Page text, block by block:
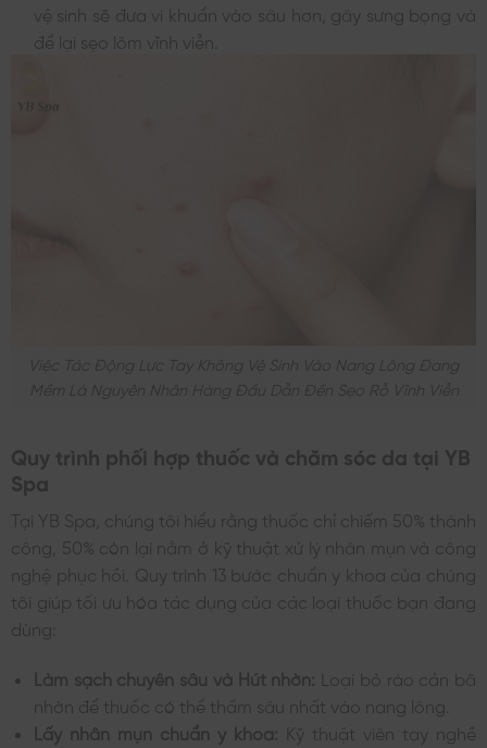
vệ sinh sẽ đưa vi khuẩn vào sâu hơn, gây sưng bọng và
để lại sẹo lõm vĩnh viễn.
Việc Tác Động Lực Tay Không Vệ Sinh Vào Nang Lông Đang
Mềm Là Nguyên Nhân Hàng Đầu Dẫn Đến Sẹo Rỗ Vĩnh Viễn
Quy trình phối hợp thuốc và chăm sóc da tại YB
Spa
Tại YB Spa, chúng tôi hiểu rằng thuốc chỉ chiếm 50% thành
công, 50% còn lại nằm ở kỹ thuật xử lý nhân mụn và công
nghệ phục hồi. Quy trình 13 bước chuẩn y khoa của chúng
tôi giúp tối ưu hóa tác dụng của các loại thuốc bạn đang
dùng:
Làm sạch chuyên sâu và Hút nhờn:
Loại bỏ rào cản bã
nhờn để thuốc có thể thấm sâu nhất vào nang lông.
Lấy nhân mụn chuẩn y khoa:
Kỹ thuật viên tay nghề